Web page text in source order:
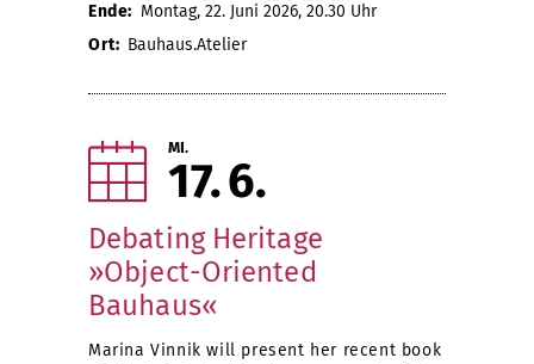
Ende: Montag, 22. Juni 2026, 20.30 Uhr
Ort: Bauhaus.Atelier
MI.
17 6
Debating Heritage
»Object-Oriented
Bauhaus«
Marina Vinnik will present her recent book